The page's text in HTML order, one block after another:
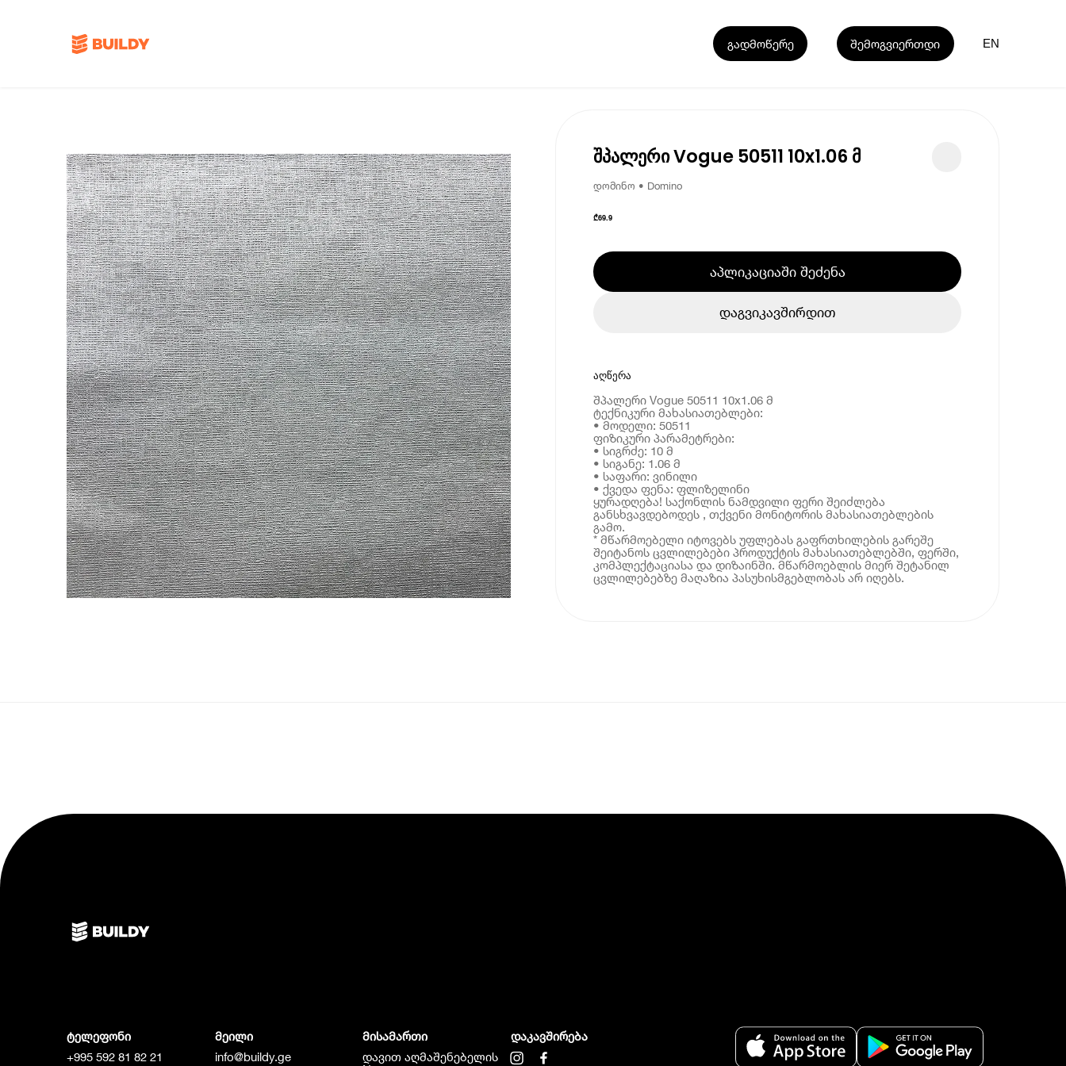
გადმოწერე შემოგვიერთდი EN
შპალერი Vogue 50511 10x1.06 მ
დომინო • Domino
₾69.9
აპლიკაციაში შეძენა
დაგვიკავშირდით
აღწერა
შპალერი Vogue 50511 10x1.06 მ
ტექნიკური მახასიათებლები:
• მოდელი: 50511
ფიზიკური პარამეტრები:
• სიგრძე: 10 მ
• სიგანე: 1.06 მ
• საფარი: ვინილი
• ქვედა ფენა: ფლიზელინი
ყურადღება! საქონლის ნამდვილი ფერი შეიძლება
განსხვავდებოდეს , თქვენი მონიტორის მახასიათებლების
გამო.
* მწარმოებელი იტოვებს უფლებას გაფრთხილების გარეშე
შეიტანოს ცვლილებები პროდუქტის მახასიათებლებში, ფერში,
კომპლექტაციასა და დიზაინში. მწარმოებლის მიერ შეტანილ
ცვლილებებზე მაღაზია პასუხისმგებლობას არ იღებს.
ტელეფონი
+995 592 81 82 21
მეილი
info@buildy.ge
მისამართი
დავით აღმაშენებელის
დაკავშირება